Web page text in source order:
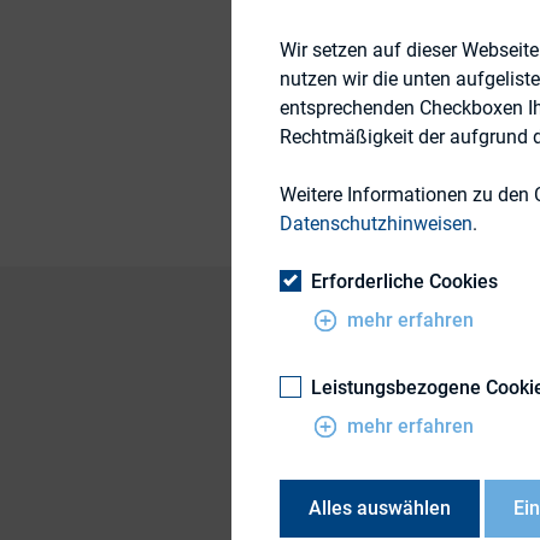
Themengebiete
Publikationsform
Im Juli 2016
„Leitsätze für den
Um erste Einblicke
Wir setzen auf dieser
nutzen wir die unten
entsprechenden Checkboxen
Rechtmäßigkeit der aufgrund
Weitere Informationen zu den
Datenschutzhinweisen.
Erforderliche Cookies
mehr erfahren
Leistungsbezogene
mehr erfahren
Alles auswählen